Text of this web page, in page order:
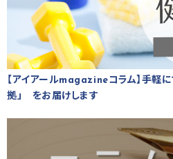
【アイアールmagazineコラム】手軽に
拠」 をお届けします